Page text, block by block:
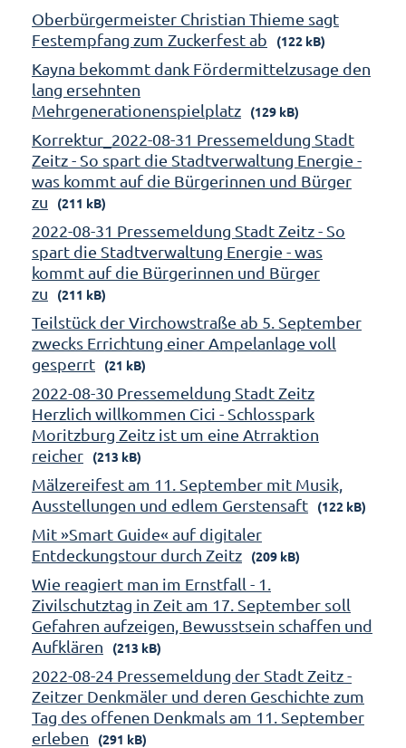
Oberbürgermeister Christian Thieme sagt
Festempfang zum Zuckerfest ab
(122 kB)
Kayna bekommt dank Fördermittelzusage den
lang ersehnten
Mehrgenerationenspielplatz
(129 kB)
Korrektur_2022-08-31 Pressemeldung Stadt
Zeitz - So spart die Stadtverwaltung Energie -
was kommt auf die Bürgerinnen und Bürger
zu
(211 kB)
2022-08-31 Pressemeldung Stadt Zeitz - So
spart die Stadtverwaltung Energie - was
kommt auf die Bürgerinnen und Bürger
zu
(211 kB)
Teilstück der Virchowstraße ab 5. September
zwecks Errichtung einer Ampelanlage voll
gesperrt
(21 kB)
2022-08-30 Pressemeldung Stadt Zeitz
Herzlich willkommen Cici - Schlosspark
Moritzburg Zeitz ist um eine Atrraktion
reicher
(213 kB)
Mälzereifest am 11. September mit Musik,
Ausstellungen und edlem Gerstensaft
(122 kB)
Mit »Smart Guide« auf digitaler
Entdeckungstour durch Zeitz
(209 kB)
Wie reagiert man im Ernstfall - 1.
Zivilschutztag in Zeit am 17. September soll
Gefahren aufzeigen, Bewusstsein schaffen und
Aufklären
(213 kB)
2022-08-24 Pressemeldung der Stadt Zeitz -
Zeitzer Denkmäler und deren Geschichte zum
Tag des offenen Denkmals am 11. September
erleben
(291 kB)